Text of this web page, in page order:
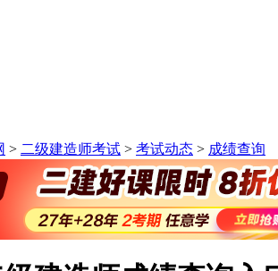
> 二级建造师考试 > 考试动态 > 成绩查询